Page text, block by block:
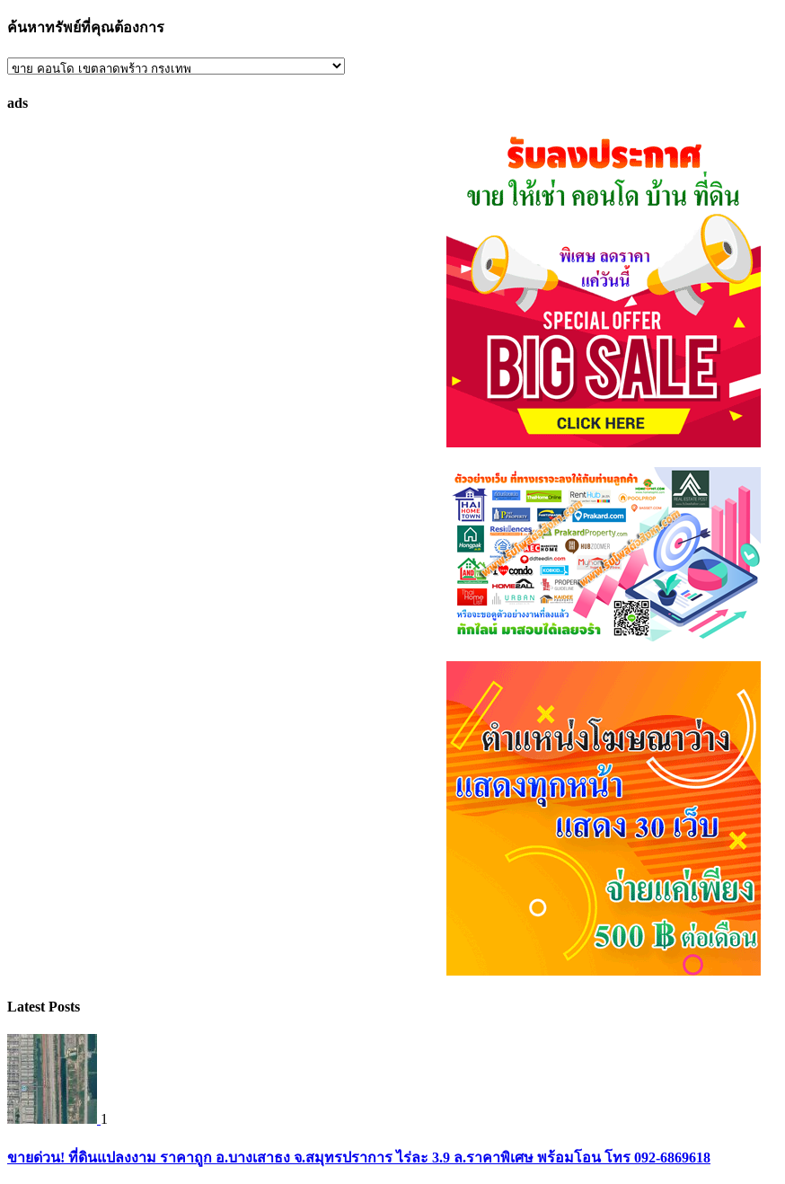
ค้นหาทรัพย์ที่คุณต้องการ
ค้นหา
ที่
ads
Latest Posts
1
ขายด่วน! ที่ดินแปลงงาม ราคาถูก อ.บางเสาธง จ.สมุทรปราการ ไร่ละ 3.9 ล.ราคาพิเศษ พร้อมโอน โทร 092-6869618